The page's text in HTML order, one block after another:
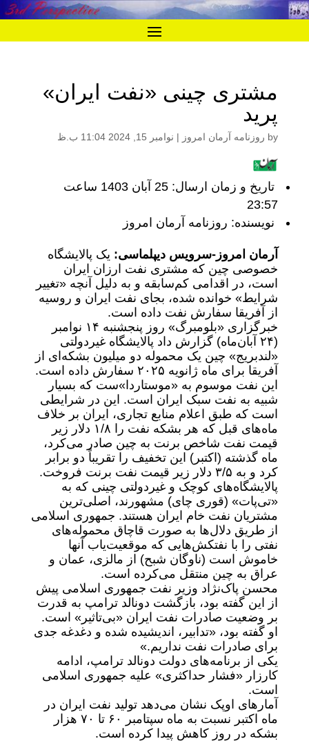
مشتری چینی «نفت ایران»
پرید
by روزنامه آرمان امروز | نوامبر 15, 2024 11:04 ب.ظ
تاریخ و زمان ارسال: 25 آبان 1403 ساعت
23:57
نویسنده: روزنامه آرمان امروز
آرمان امروز-سرویس دیپلماسی: یک پالایشگاه
خصوصی چین که مشتری نفت ارزان ایران
است، در اقدامی کم‌سابقه و به دلیل آنچه «تغییر
شرایط» خوانده شده، بجای نفت ایران و روسیه
از آفریقا سفارش نفت داده است.
خبرگزاری «بلومبرگ» روز پنجشنبه ۱۴ نوامبر
(۲۴ آبان‌ماه) گزارش داد پالایشگاه غیردولتی
«لندبریج» چین یک محموله دو میلیون بشکه‌ای از
آفریقا برای ماه ژانویه ۲۰۲۵ سفارش داده است.
این نفت موسوم به «موستاردا»ست که بسیار
شبیه به نفت سبک ایران است. این در شرایطی
است که طبق اعلام منابع تجاری، ایران بر خلاف
ماه‌های قبل که هر بشکه نفت را ۱/۸ دلار زیر
قیمت نفت شاخص برنت به چین صادر می‌کرد،
ماه گذشته (اکتبر) این تخفیف را تقریباً دو برابر
کرد و به ۳/۵ دلار زیر قیمت نفت برنت فروخت.
پالایشگاه‌های کوچک و غیردولتی چینی که به
«تی‌پات» (قوری چای) مشهورند، اصلی‌ترین
مشتریان نفت خام ایران هستند. جمهوری اسلامی
از طریق دلال‌ها به صورت قاچاق محموله‌های
نفتی را با نفتکش‌هایی که موقعیت‌یاب آنها
خاموش است (ناوگان شبح) از مالزی، عمان و
عراق به چین منتقل می‌کرده است.
محسن پاک‌نژاد وزیر نفت جمهوری اسلامی پیش
از این گفته بود، بازگشت دونالد ترامپ به قدرت
بر وضعیت صادرات نفت ایران «بی‌تاثیر» است.
او گفته بود، «تدابیر، اندیشیده شده و دغدغه جدی
برای صادرات نفت نداریم.»
یکی از برنامه‌های دولت دونالد ترامپ، ادامه
کارزار «فشار حداکثری» علیه جمهوری اسلامی
است.
آمارهای اوپک نشان می‌دهد تولید نفت ایران در
ماه اکتبر نسبت به ماه سپتامبر ۶۰ تا ۷۰ هزار
بشکه‌ در روز کاهش پیدا کرده است.